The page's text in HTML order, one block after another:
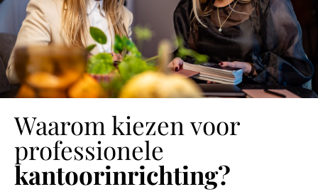
Waarom kiezen voor
professionele
kantoorinrichting?